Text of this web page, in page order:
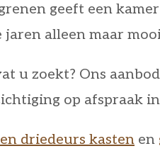
geeft een
alleen maar
u zoekt? Ons
op afspraak
driedeurs kasten en